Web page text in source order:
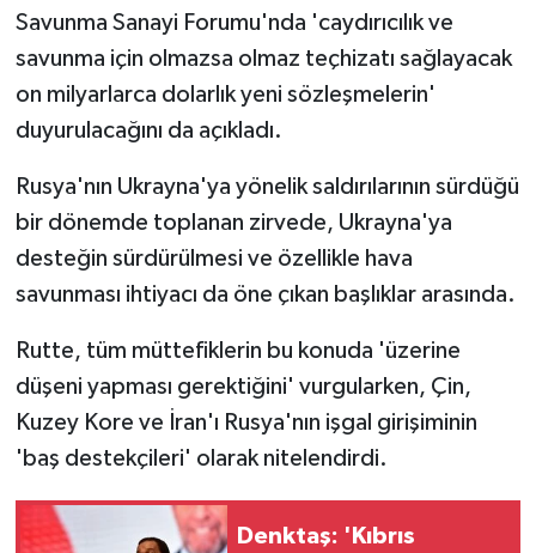
Savunma Sanayi Forumu'nda 'caydırıcılık ve
savunma için olmazsa olmaz teçhizatı sağlayacak
on milyarlarca dolarlık yeni sözleşmelerin'
duyurulacağını da açıkladı.
Rusya'nın Ukrayna'ya yönelik saldırılarının sürdüğü
bir dönemde toplanan zirvede, Ukrayna'ya
desteğin sürdürülmesi ve özellikle hava
savunması ihtiyacı da öne çıkan başlıklar arasında.
Rutte, tüm müttefiklerin bu konuda 'üzerine
düşeni yapması gerektiğini' vurgularken, Çin,
Kuzey Kore ve İran'ı Rusya'nın işgal girişiminin
'baş destekçileri' olarak nitelendirdi.
Denktaş: 'Kıbrıs